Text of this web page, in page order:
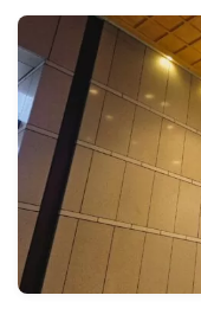
ホテル滞在記
舞台・ライブ
名古屋
ナナちゃん人形